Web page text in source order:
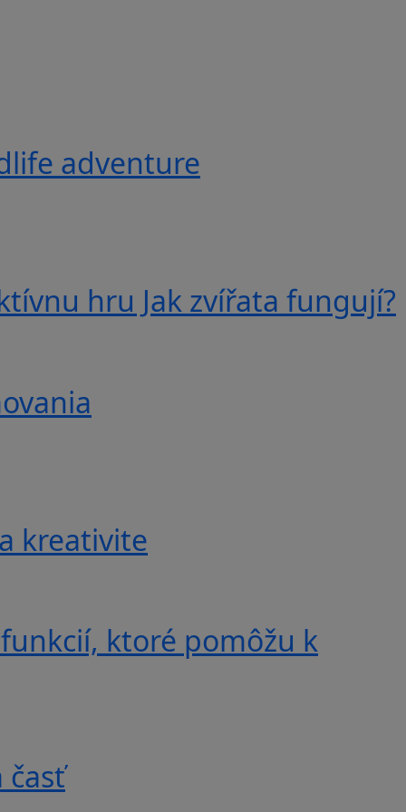
adventure
hru Jak zvířata fungují?
kreativite
ktoré pomôžu k
časť